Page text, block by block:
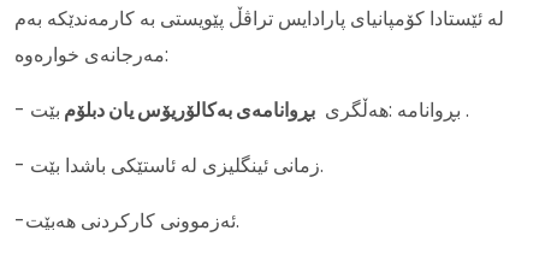
لە ئێستادا کۆمپانیای پارادایس تراڤڵ پێویستی بە کارمەندێکە بەم
مەرجانەی خوارەوە:
- بڕوانامە :هەڵگری بڕوانامەی بەكالۆریۆس یان دبلۆم
بێت .
- زمانی ئینگلیزی لە ئاستێکی باشدا بێت.
-ئەزموونی کارکردنی هەبێت.